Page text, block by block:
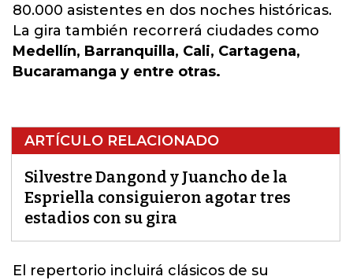
80.000 asistentes en dos noches históricas.
La gira también recorrerá ciudades como
Medellín, Barranquilla, Cali, Cartagena,
Bucaramanga y entre otras.
ARTÍCULO RELACIONADO
Silvestre Dangond y Juancho de la
Espriella consiguieron agotar tres
estadios con su gira
El repertorio incluirá clásicos de su